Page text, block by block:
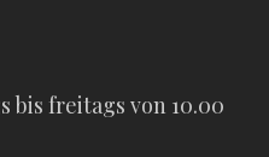
freitags von 10.00